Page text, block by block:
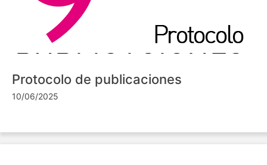
Protocolo de publicaciones
10/06/2025